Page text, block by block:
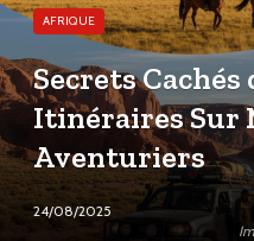
AFRIQUE
Secrets
Itinéraires Sur
Aventuriers
24/08/2025